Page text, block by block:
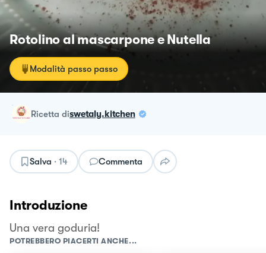
Rotolino al mascarpone e Nutella
Modalità passo passo
ricetta diswetaly.kitchen
Salva · 14 Commenta
Introduzione
Una vera goduria!
POTREBBERO PIACERTI ANCHE...